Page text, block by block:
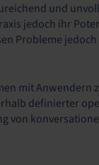
und
jedoch ihr
Probleme
mit Anwendern
definierter
von